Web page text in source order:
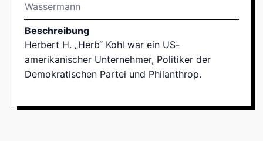
Wassermann
Beschreibung
Herbert H. „Herb“ Kohl war ein US-
amerikanischer Unternehmer, Politiker der
Demokratischen Partei und Philanthrop.